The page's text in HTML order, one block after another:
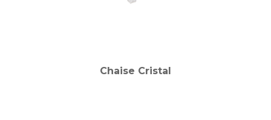
Chaise Cristal